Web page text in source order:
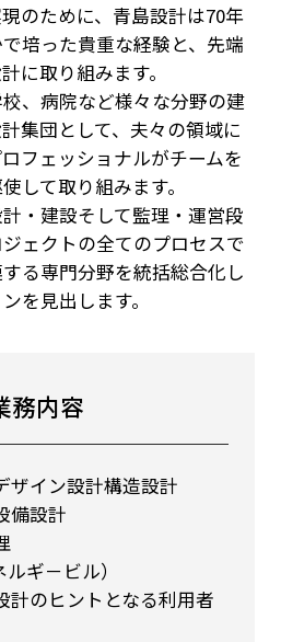
のために、青島設計は70年
培った貴重な経験と、先端
に取り組みます。
、病院など様々な分野の建
集団として、夫々の領域に
フェッショナルがチームを
して取り組みます。
・建設そして監理・運営段
ェクトの全てのプロセスで
る専門分野を統括総合化し
を見出します。
務内容
ザイン設計構造設計
備設計
ギ－ビル）
計のヒントとなる利用者